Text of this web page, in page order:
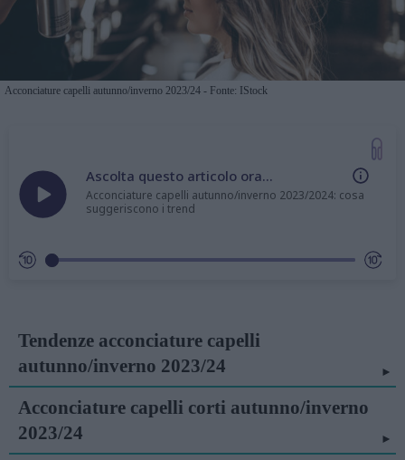
Acconciature capelli autunno/inverno 2023/24 - Fonte: IStock
Ascolta questo articolo ora...
Acconciature capelli autunno/inverno 2023/2024: cosa
suggeriscono i trend
Tendenze acconciature capelli
autunno/inverno 2023/24
Acconciature capelli corti autunno/inverno
2023/24